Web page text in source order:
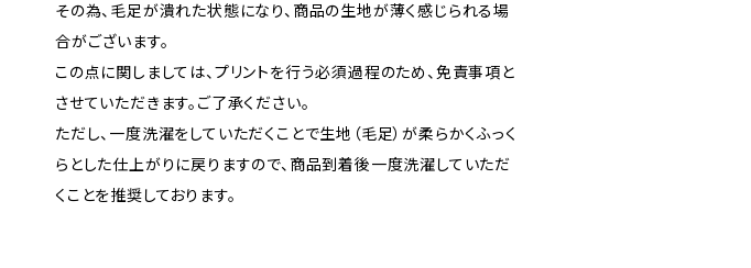
その為、毛足が潰れた状態になり、商品の生地が薄く感じられる場
合がございます。
この点に関しましては、プリントを行う必須過程のため、免責事項と
させていただきます。ご了承ください。
ただし、一度洗濯をしていただくことで生地（毛足）が柔らかくふっく
らとした仕上がりに戻りますので、商品到着後一度洗濯していただ
くことを推奨しております。